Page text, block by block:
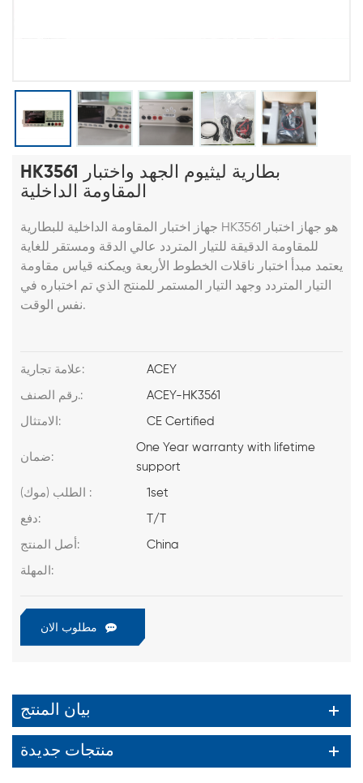
HK3561 بطارية ليثيوم الجهد واختبار
المقاومة الداخلية
جهاز اختبار المقاومة الداخلية للبطارية HK3561 هو جهاز اختبار
للمقاومة الدقيقة للتيار المتردد عالي الدقة ومستقر للغاية
يعتمد مبدأ اختبار ناقلات الخطوط الأربعة ويمكنه قياس مقاومة
التيار المتردد وجهد التيار المستمر للمنتج الذي تم اختباره في
نفس الوقت.
علامة تجارية: ACEY
رقم الصنف.: ACEY-HK3561
الامتثال: CE Certified
ضمان:
One Year warranty with lifetime
support
الطلب (موك) : 1set
دفع: T/T
أصل المنتج: China
المهلة:
مطلوب الان
بيان المنتج
منتجات جديدة